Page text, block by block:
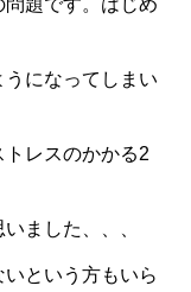
題です。はじめ
になってしまい
レスのかかる2
ました、、、
という方もいら